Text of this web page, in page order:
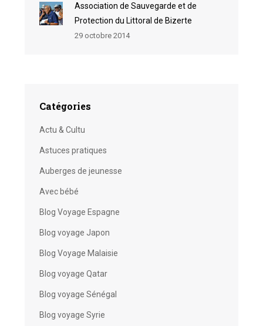
Association de Sauvegarde et de
Protection du Littoral de Bizerte
29 octobre 2014
Catégories
Actu & Cultu
Astuces pratiques
Auberges de jeunesse
Avec bébé
Blog Voyage Espagne
Blog voyage Japon
Blog Voyage Malaisie
Blog voyage Qatar
Blog voyage Sénégal
Blog voyage Syrie